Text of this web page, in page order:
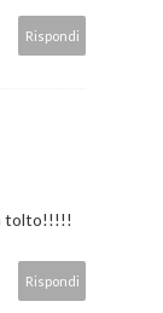
Rispondi
tolto!!!!!
Rispondi